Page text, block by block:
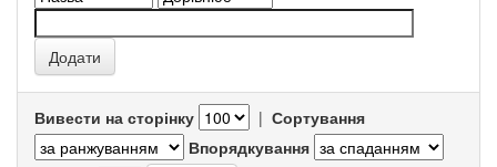
Вивести на сторінку | Сортування
Впорядкування